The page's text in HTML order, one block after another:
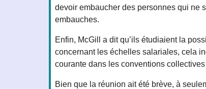
devoir embaucher des personnes qui ne
embauches.
Enfin, McGill a dit qu’ils étudiaient la
concernant les échelles salariales, cela
courante dans les conventions
Bien que la réunion ait été brève, à